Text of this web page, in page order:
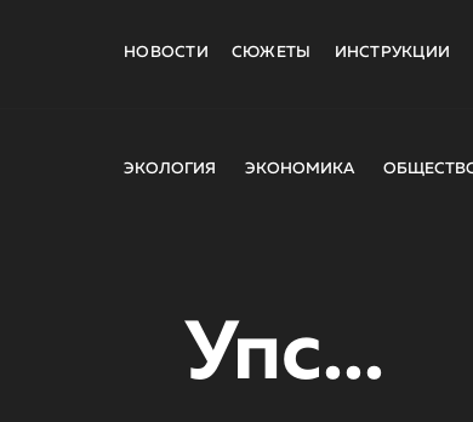
НОВОСТИ СЮЖЕТЫ ИНСТРУКЦИИ
ЭКОЛОГИЯ ЭКОНОМИКА
Упс...